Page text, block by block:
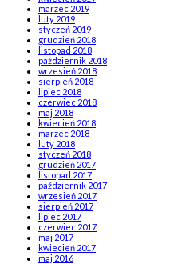
marzec 2019
luty 2019
styczeń 2019
grudzień 2018
listopad 2018
październik 2018
wrzesień 2018
sierpień 2018
lipiec 2018
czerwiec 2018
maj 2018
kwiecień 2018
marzec 2018
luty 2018
styczeń 2018
grudzień 2017
listopad 2017
październik 2017
wrzesień 2017
sierpień 2017
lipiec 2017
czerwiec 2017
maj 2017
kwiecień 2017
maj 2016